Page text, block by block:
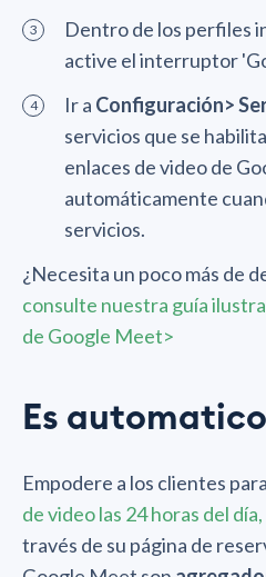
Dentro de los perfiles
active el interruptor
Ir a Configuración>
servicios que se
enlaces de video de
automáticamente
servicios.
¿Necesita un poco más de
consulte nuestra guía
de Google Meet>
Es automatico
Empodere a los clientes para
de video las 24 horas del
través de su página de